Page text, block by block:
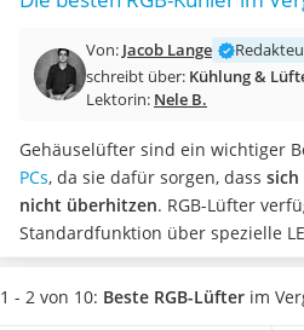
Desktop-PC
Diascanner
Laser-Multifunktionsdrucker
Powerstation mit Solarpanel
Gaming-PC
Soundbar
17-Zoll-Laptop
Satellitenschüssel
Gaming-Headset
Von: Jacob Lange
schreibt über: Kühlung &
Lektorin: Nele B.
Gehäuselüfter sind ein wichtiger
PCs, da sie dafür sorgen, dass
nicht überhitzen. RGB-Lüfter
Standardfunktion über spezielle
Farbspektrum von bis zu 16
und somit das PC-Gehäuse
1 - 2 von 10: Beste RGB-Lüfter im